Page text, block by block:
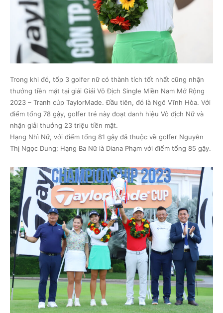
Trong khi đó, tốp 3 golfer nữ có thành tích tốt nhất cũng nhận
thưởng tiền mặt tại giải Giải Vô Địch Single Miền Nam Mở Rộng
2023 – Tranh cúp TaylorMade. Đầu tiên, đó là Ngô Vĩnh Hòa. Với
điểm tổng 78 gậy, golfer trẻ này đoạt danh hiệu Vô địch Nữ và
nhận giải thưởng 23 triệu tiền mặt.
Hạng Nhì Nữ, với điểm tổng 81 gậy đã thuộc về golfer Nguyễn
Thị Ngọc Dung; Hạng Ba Nữ là Diana Phạm với điểm tổng 85 gậy.